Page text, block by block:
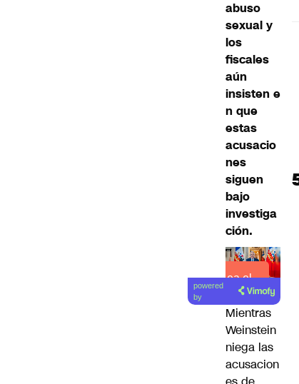
abuso
sexual y
los
fiscales
aún
insisten e
n que
estas
acusacio
nes
siguen
bajo
investiga
ción.
Lea el
artículo
powered
by
Mientras
Weinstein
niega las
acusacion